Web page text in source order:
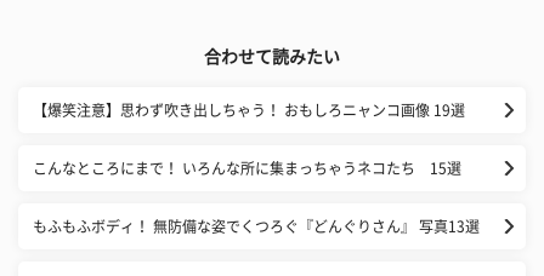
合わせて読みたい
【爆笑注意】思わず吹き出しちゃう！ おもしろニャンコ画像 19選
こんなところにまで！ いろんな所に集まっちゃうネコたち 15選
もふもふボディ！ 無防備な姿でくつろぐ『どんぐりさん』 写真13選